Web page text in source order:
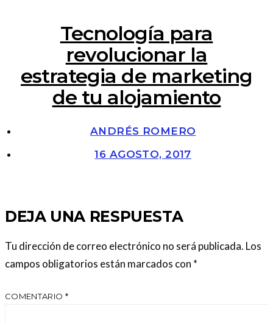
Tecnología para
revolucionar la
estrategia de marketing
de tu alojamiento
ANDRÉS ROMERO
16 AGOSTO, 2017
DEJA UNA RESPUESTA
Tu dirección de correo electrónico no será publicada. Los
campos obligatorios están marcados con *
COMENTARIO *